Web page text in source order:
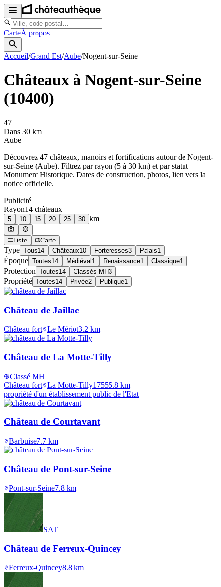
CarteÀ propos
Accueil/Grand Est/Aube/Nogent-sur-Seine
Châteaux à Nogent-sur-Seine
(10400)
47
Dans 30 km
Aube
Découvrez 47 châteaux, manoirs et fortifications autour de Nogent-
sur-Seine (Aube). Filtrez par rayon (5 à 30 km) et par statut
Monument Historique. Dates de construction, photos, lien vers la
notice officielle.
Publicité
Rayon14 châteaux
5 10 15 20 25 30 km
Liste Carte
Type Tous14 Châteaux10 Forteresses3 Palais1
Époque Toutes14 Médiéval 1 Renaissance1 Classique1
Protection Toutes14 Classés MH3
Propriété Toutes14 Privée2 Publique1
Château de Jaillac
Château fort Le Mériot3.2 km
Château de La Motte-Tilly
Classé MH
Château fort La Motte-Tilly17555.8 km
propriété d'un établissement public de l'Etat
Château de Courtavant
Barbuise7.7 km
Château de Pont-sur-Seine
Pont-sur-Seine7.8 km
SAT
Château de Ferreux-Quincey
Ferreux-Quincey8.8 km